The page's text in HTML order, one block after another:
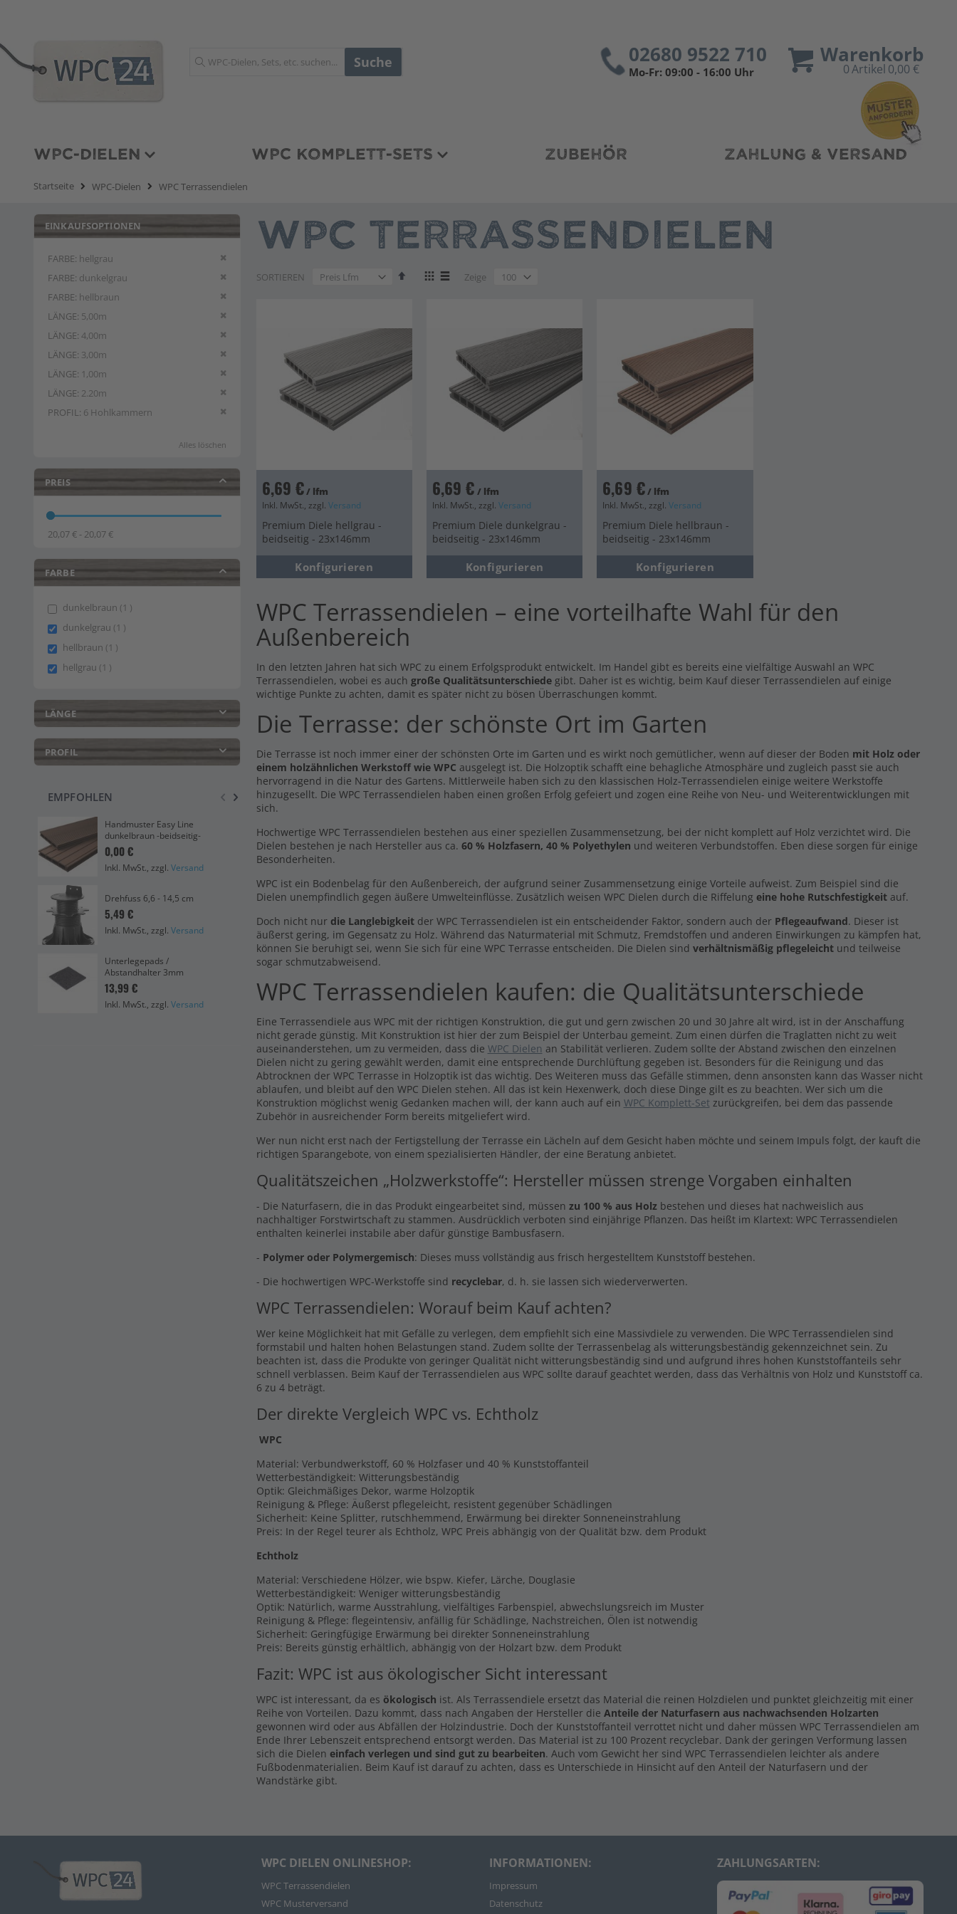
Warenkorb
0Artikel 0,00 €
Suche 02680 9522 710
Mo-Fr: 09:00 - 16:00 Uhr
WPC-DIELEN WPC KOMPLETT-SETS ZUBEHÖR ZAHLUNG & VERSAND
Startseite WPC-Dielen WPC Terrassendielen
WPC TERRASSENDIELEN
SORTIEREN
AbsteigendAnzeigen
Zeige
6,69 €/ lfm
Inkl. MwSt., zzgl. Versand
Premium Diele hellgrau -
beidseitig - 23x146mm
Konfigurieren
6,69 € / lfm
Inkl. MwSt., zzgl. Versand
Premium Diele dunkelgrau -
beidseitig - 23x146mm
Konfigurieren
6,69 €/ lfm
Inkl. MwSt., zzgl.Versand
Premium Diele hellbraun -
beidseitig - 23x146mm
Konfigurieren
WPC Terrassendielen – eine vorteilhafte Wahl für den
Außenbereich
In den letzten Jahren hat sich WPC zu einem Erfolgsprodukt entwickelt. Im Handel gibt es bereits eine vielfältige Auswahl an WPC
Terrassendielen, wobei es auch große Qualitätsunterschiede gibt. Daher ist es wichtig, beim Kauf dieser Terrassendielen auf einige
wichtige Punkte zu achten, damit es später nicht zu bösen Überraschungen kommt.
Die Terrasse: der schönste Ort im Garten
Die Terrasse ist noch immer einer der schönsten Orte im Garten und es wirkt noch gemütlicher, wenn auf dieser der Boden mit Holz oder
einem holzähnlichen Werkstoff wie WPC ausgelegt ist. Die Holzoptik schafft eine behagliche Atmosphäre und zugleich passt sie auch
hervorragend in die Natur des Gartens. Mittlerweile haben sich zu den klassischen Holz-Terrassendielen einige weitere Werkstoffe
hinzugesellt. Die WPC Terrassendielen haben einen großen Erfolg gefeiert und zogen eine Reihe von Neu- und Weiterentwicklungen mit
sich.
Hochwertige WPC Terrassendielen bestehen aus einer speziellen Zusammensetzung, bei der nicht komplett auf Holz verzichtet wird. Die
Dielen bestehen je nach Hersteller aus ca. 60 % Holzfasern, 40 % Polyethylen und weiteren Verbundstoffen. Eben diese sorgen für einige
Besonderheiten.
WPC ist ein Bodenbelag für den Außenbereich, der aufgrund seiner Zusammensetzung einige Vorteile aufweist. Zum Beispiel sind die
Dielen unempfindlich gegen äußere Umwelteinflüsse. Zusätzlich weisen WPC Dielen durch die Riffelung eine hohe Rutschfestigkeitauf.
Doch nicht nur die Langlebigkeitder WPC Terrassendielen ist ein entscheidender Faktor, sondern auch der Pflegeaufwand. Dieser ist
äußerst gering, im Gegensatz zu Holz. Während das Naturmaterial mit Schmutz, Fremdstoffen und anderen Einwirkungen zu kämpfen hat,
können Sie beruhigt sei, wenn Sie sich für eine WPC Terrasse entscheiden. Die Dielen sind verhältnismäßig pflegeleichtund teilweise
sogar schmutzabweisend.
WPC Terrassendielen kaufen: die Qualitätsunterschiede
Eine Terrassendiele aus WPC mit der richtigen Konstruktion, die gut und gern zwischen 20 und 30 Jahre alt wird, ist in der Anschaffung
nicht gerade günstig. Mit Konstruktion ist hier der zum Beispiel der Unterbau gemeint. Zum einen dürfen die Traglatten nicht zu weit
auseinanderstehen, um zu vermeiden, dass die WPC Dielen an Stabilität verlieren. Zudem sollte der Abstand zwischen den einzelnen
Dielen nicht zu gering gewählt werden, damit eine entsprechende Durchlüftung gegeben ist. Besonders für die Reinigung und das
Abtrocknen der WPC Terrasse in Holzoptik ist das wichtig. Des Weiteren muss das Gefälle stimmen, denn ansonsten kann das Wasser nicht
ablaufen, und bleibt auf den WPC Dielen stehen. All das ist kein Hexenwerk, doch diese Dinge gilt es zu beachten. Wer sich um die
Konstruktion möglichst wenig Gedanken machen will, der kann auch auf ein WPC Komplett-Setzurückgreifen, bei dem das passende
Zubehör in ausreichender Form bereits mitgeliefert wird.
Wer nun nicht erst nach der Fertigstellung der Terrasse ein Lächeln auf dem Gesicht haben möchte und seinem Impuls folgt, der kauft die
richtigen Sparangebote, von einem spezialisierten Händler, der eine Beratung anbietet.
Qualitätszeichen „Holzwerkstoffe“: Hersteller müssen strenge Vorgaben einhalten
- Die Naturfasern, die in das Produkt eingearbeitet sind, müssen zu 100 % aus Holz bestehen und dieses hat nachweislich aus
nachhaltiger Forstwirtschaft zu stammen. Ausdrücklich verboten sind einjährige Pflanzen. Das heißt im Klartext: WPC Terrassendielen
enthalten keinerlei instabile aber dafür günstige Bambusfasern.
- Polymer oder Polymergemisch: Dieses muss vollständig aus frisch hergestelltem Kunststoff bestehen.
- Die hochwertigen WPC-Werkstoffe sind recyclebar, d. h. sie lassen sich wiederverwerten.
WPC Terrassendielen: Worauf beim Kauf achten?
Wer keine Möglichkeit hat mit Gefälle zu verlegen, dem empfiehlt sich eine Massivdiele zu verwenden. Die WPC Terrassendielen sind
formstabil und halten hohen Belastungen stand. Zudem sollte der Terrassenbelag als witterungsbeständig gekennzeichnet sein. Zu
beachten ist, dass die Produkte von geringer Qualität nicht witterungsbeständig sind und aufgrund ihres hohen Kunststoffanteils sehr
schnell verblassen. Beim Kauf der Terrassendielen aus WPC sollte darauf geachtet werden, dass das Verhältnis von Holz und Kunststoff ca.
6 zu 4 beträgt.
Der direkte Vergleich WPC vs. Echtholz
WPC
Material: Verbundwerkstoff, 60 % Holzfaser und 40 % Kunststoffanteil
Wetterbeständigkeit: Witterungsbeständig
Optik: Gleichmäßiges Dekor, warme Holzoptik
Reinigung & Pflege: Äußerst pflegeleicht, resistent gegenüber Schädlingen
Sicherheit: Keine Splitter, rutschhemmend, Erwärmung bei direkter Sonneneinstrahlung
Preis: In der Regel teurer als Echtholz, WPC Preis abhängig von der Qualität bzw. dem Produkt
Echtholz
Material: Verschiedene Hölzer, wie bspw. Kiefer, Lärche, Douglasie
Wetterbeständigkeit: Weniger witterungsbeständig
Optik: Natürlich, warme Ausstrahlung, vielfältiges Farbenspiel, abwechslungsreich im Muster
Reinigung & Pflege: flegeintensiv, anfällig für Schädlinge, Nachstreichen, Ölen ist notwendig
Sicherheit: Geringfügige Erwärmung bei direkter Sonneneinstrahlung
Preis: Bereits günstig erhältlich, abhängig von der Holzart bzw. dem Produkt
Fazit: WPC ist aus ökologischer Sicht interessant
WPC ist interessant, da es ökologisch ist. Als Terrassendiele ersetzt das Material die reinen Holzdielen und punktet gleichzeitig mit einer
Reihe von Vorteilen. Dazu kommt, dass nach Angaben der Hersteller die Anteile der Naturfasern aus nachwachsenden Holzarten
gewonnen wird oder aus Abfällen der Holzindustrie. Doch der Kunststoffanteil verrottet nicht und daher müssen WPC Terrassendielen am
Ende Ihrer Lebenszeit entsprechend entsorgt werden. Das Material ist zu 100 Prozent recyclebar. Dank der geringen Verformung lassen
sich die Dielen einfach verlegen und sind gut zu bearbeiten. Auch vom Gewicht her sind WPC Terrassendielen leichter als andere
Fußbodenmaterialien. Beim Kauf ist darauf zu achten, dass es Unterschiede in Hinsicht auf den Anteil der Naturfasern und der
Wandstärke gibt.
EINKAUFSOPTIONEN
FARBE hellgrau
Diesen Artikel entfernen
FARBE dunkelgrau
Diesen Artikel entfernen
FARBE hellbraun
Diesen Artikel entfernen
LÄNGE 5,00m
Diesen Artikel entfernen
LÄNGE 4,00m
Diesen Artikel entfernen
LÄNGE 3,00m
Diesen Artikel entfernen
LÄNGE 1,00m
Diesen Artikel entfernen
LÄNGE 2.20m
Diesen Artikel entfernen
PROFIL 6 Hohlkammern Diesen Artikel entfernen
Alles löschen
PREIS
20,07 € - 20,07 €
FARBE
dunkelbraun 1 item
dunkelgrau 1 item
hellbraun 1 item
hellgrau 1 item
LÄNGE
PROFIL
EMPFOHLEN
Handmuster Easy Line
dunkelbraun -beidseitig-
0,00 €
Inkl. MwSt., zzgl. Versand
Drehfuss 6,6 - 14,5 cm
5,49 €
Inkl. MwSt., zzgl. Versand
Unterlegepads /
Abstandhalter 3mm
13,99 €
Inkl. MwSt., zzgl. Versand
Clips
19,99 €
Abschlussprofil Gerade
Inkl. MwSt., zzgl.Versand
Premium Diele dunkelgrau -
6,69 €/ lfm
Inkl. MwSt., zzgl. Versand
Volldiele XL hellgrau -
beidseitig-
Inkl. MwSt., zzgl.
Volldielen XL Komplett Set 5m
931,02 €
Inkl. MwSt., zzgl.Versand
15,49 €
WPC DIELEN ONLINESHOP:
WPC Terrassendielen
WPC Musterversand
INFORMATIONEN:
Impressum
Datenschutz
ZAHLUNGSARTEN: